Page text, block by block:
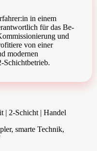
in einem
für das Be-
und
von einer
modernen
Schichtbetrieb.
| 2-Schicht | Handel
smarte Technik,